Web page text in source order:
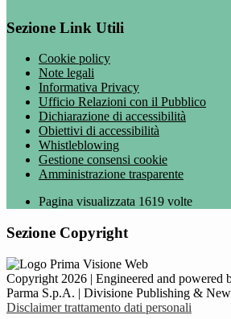
Sezione Link Utili
Cookie policy
Note legali
Informativa Privacy
Ufficio Relazioni con il Pubblico
Dichiarazione di accessibilità
Obiettivi di accessibilità
Whistleblowing
Gestione consensi cookie
Amministrazione trasparente
Pagina visualizzata 1619 volte
Sezione Copyright
Copyright 2026 | Engineered and powered
Parma S.p.A. | Divisione Publishing &
Disclaimer trattamento dati personali